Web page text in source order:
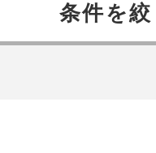
条件を